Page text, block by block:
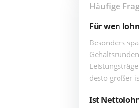
Häufige
Für wen
Besonders
desto größer
Ist